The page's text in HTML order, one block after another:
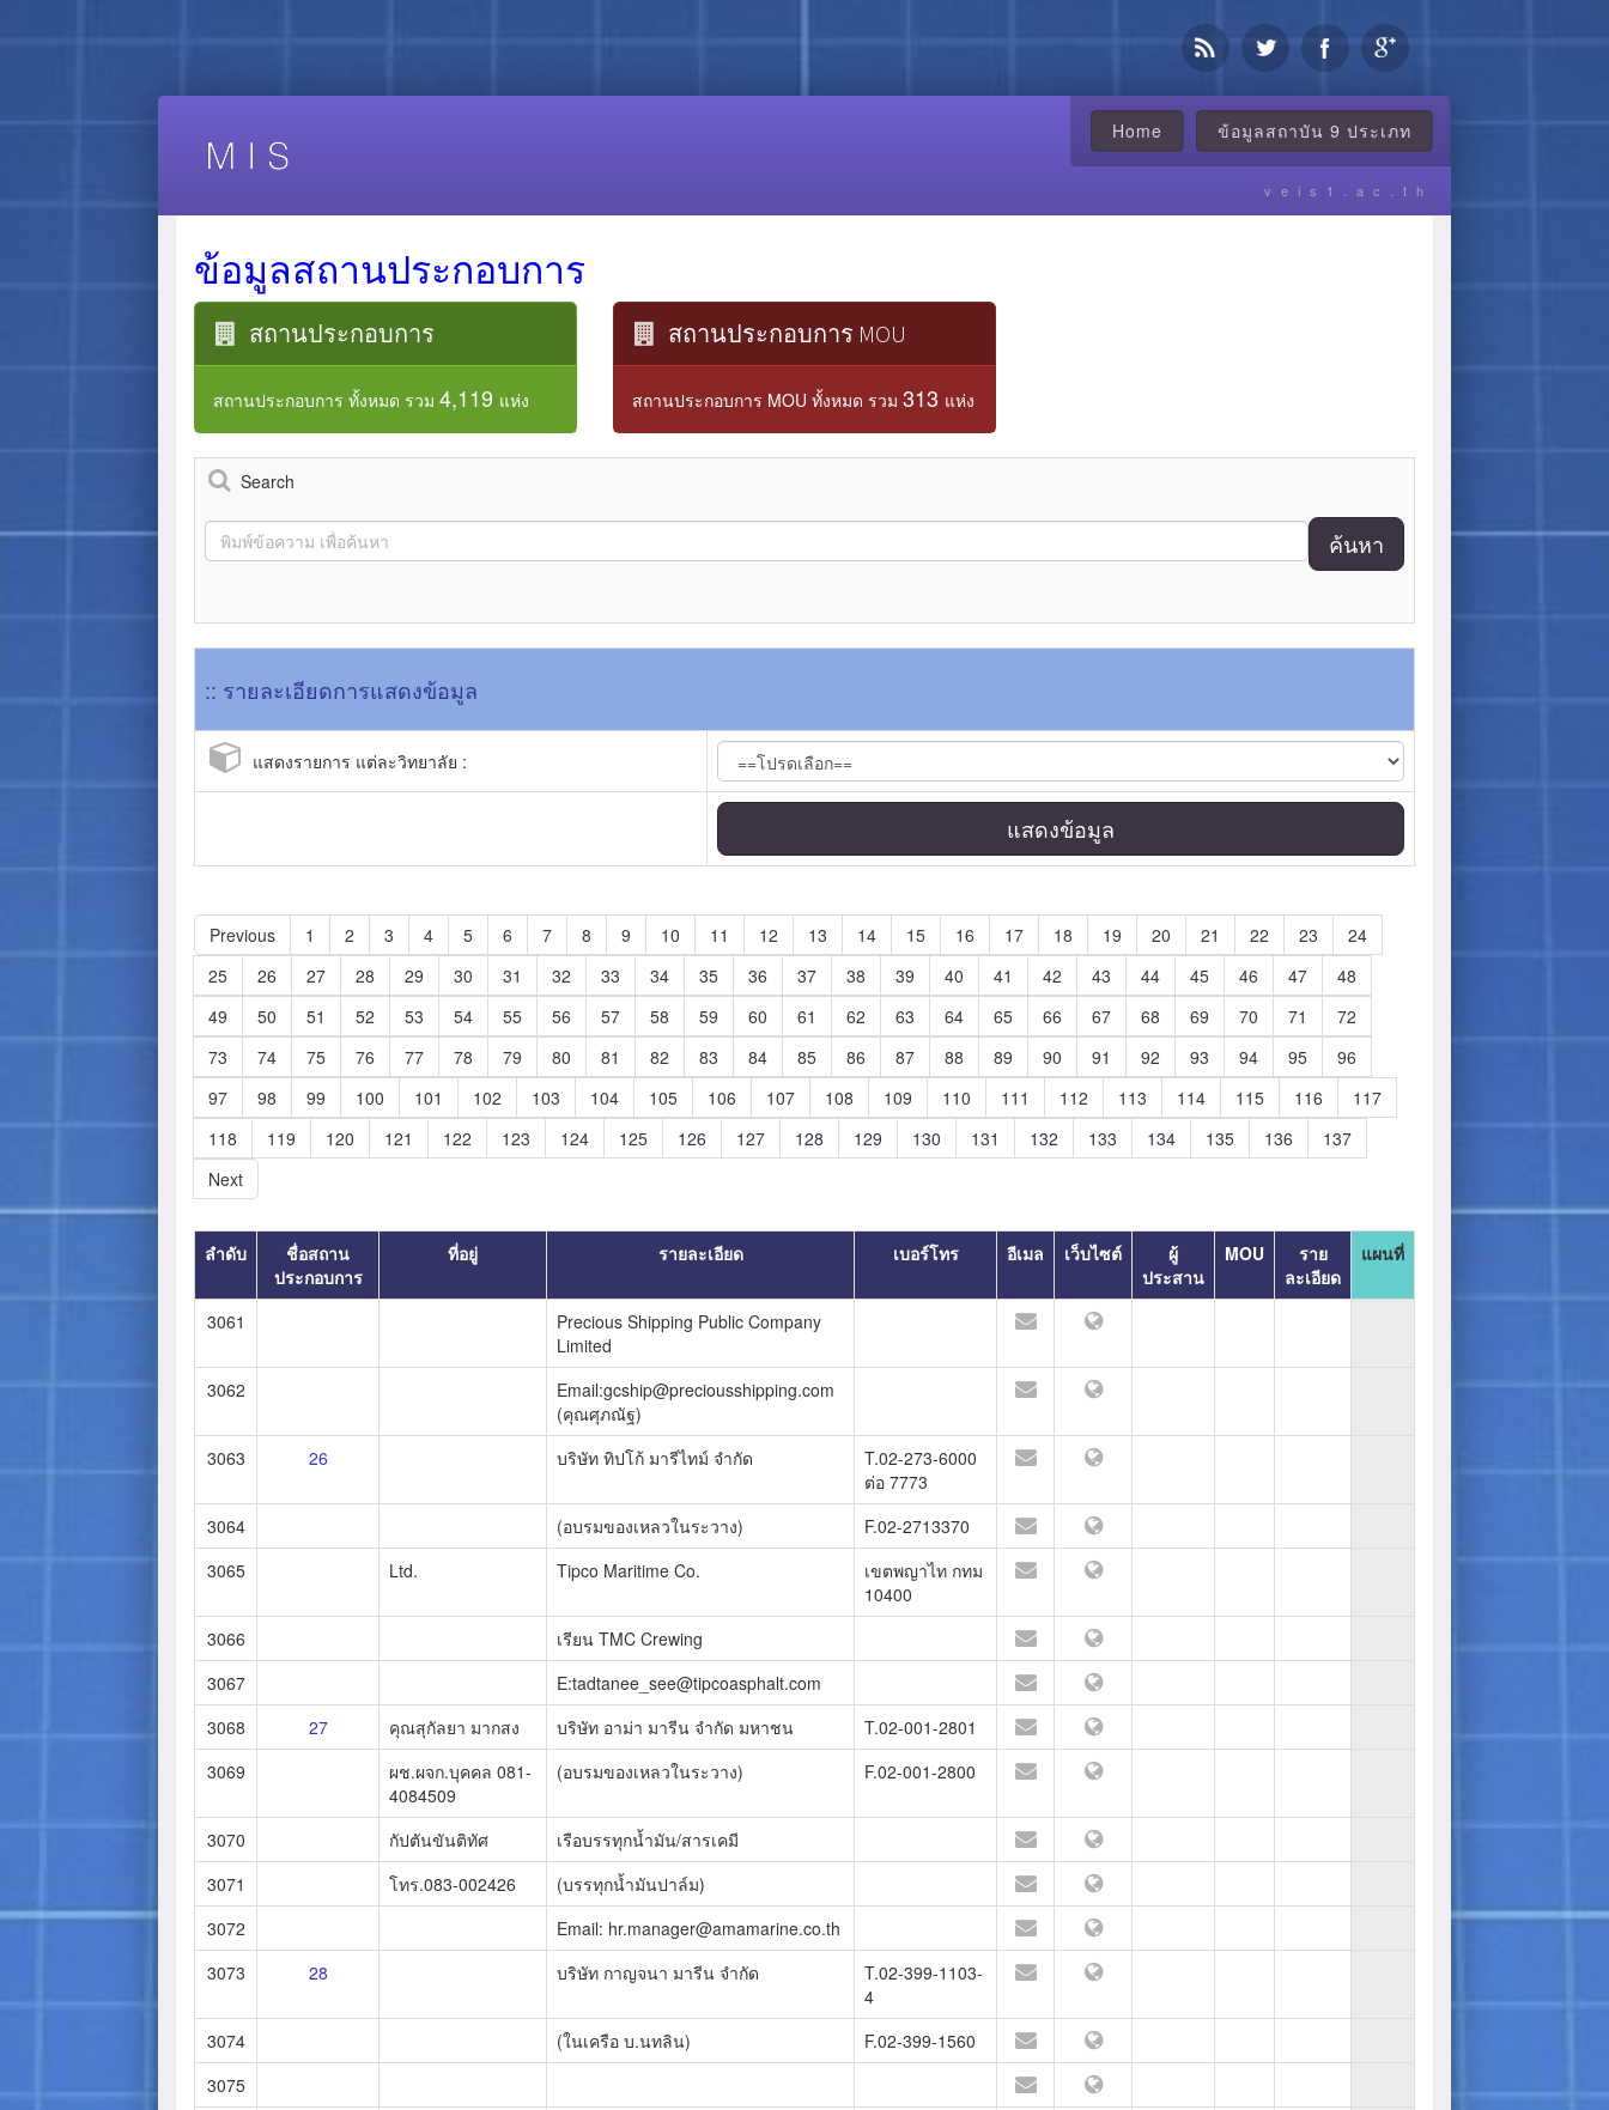
veis1.ac.th
Home ข้อมูลสถาบัน 9 ประเภท
ข้อมูลสถานประกอบการ
สถานประกอบการ
สถานประกอบการ ทั้งหมด รวม 4,119 แห่ง
สถานประกอบการ MOU
สถานประกอบการ MOU ทั้งหมด รวม 313 แห่ง
Search
ค้นหา
:: รายละเอียดการแสดงข้อมูล
แสดงรายการ แต่ละวิทยาลัย :
แสดงข้อมูล
Previous 1 2 3 4 5 6 7 8 9 10 11 12 13 14 15 16 17 18 19 20 21 22 23
24
25
26 27 28 29 30 31 32 33 34 35 36 37 38 39 40 41 42 43 44 45 46 47
48
49
50 51 52 53 54 55 56 57 58 59 60 61 62 63 64 65 66 67 68 69 70 71
72
73
74 75 76 77 78 79 80 81 82 83 84 85 86 87 88 89 90 91 92 93 94 95
96
97
98 99 100 101 102 103 104 105 106 107 108 109 110 111 112 113 114 115 116
117
118
119 120 121 122 123 124 125 126 127 128 129 130 131 132 133 134 135 136
137
Next
ลำดับ
ชื่อสถาน
ประกอบการ
ที่อยู่ รายละเอียด เบอร์โทร อีเมล เว็บไซต์
ผู้
ประสาน
MOU
ราย
ละเอียด
แผนที่
3061
Precious Shipping Public Company
Limited
3062
Email:gcship@preciousshipping.com
(คุณศุภณัฐ)
3063
26 บริษัท ทิปโก้ มารีไทม์ จำกัด
T.02-273-6000
ต่อ 7773
3064
(อบรมของเหลวในระวาง)
F.02-2713370
3065
Ltd. Tipco Maritime Co.
เขตพญาไท กทม
10400
3066
เรียน TMC Crewing
3067
E:tadtanee_see@tipcoasphalt.com
3068
27 คุณสุกัลยา มากสง บริษัท อาม่า มารีน จำกัด มหาชน
T.02-001-2801
3069
ผช.ผจก.บุคคล 081-
4084509
(อบรมของเหลวในระวาง) F.02-001-2800
3070 กัปตันขันติทัศ
เรือบรรทุกน้ำมัน/สารเคมี
3071
โทร.083-002426
(บรรทุกน้ำมันปาล์ม)
3072
Email: hr.manager@amamarine.co.th
3073
28 บริษัท กาญจนา มารีน จำกัด
T.02-399-1103-
4
3074
(ในเครือ บ.นทลิน)
F.02-399-1560
3075